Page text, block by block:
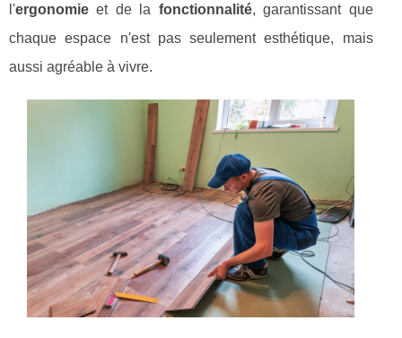
l'ergonomie et de la fonctionnalité, garantissant que
chaque espace n'est pas seulement esthétique, mais
aussi agréable à vivre.